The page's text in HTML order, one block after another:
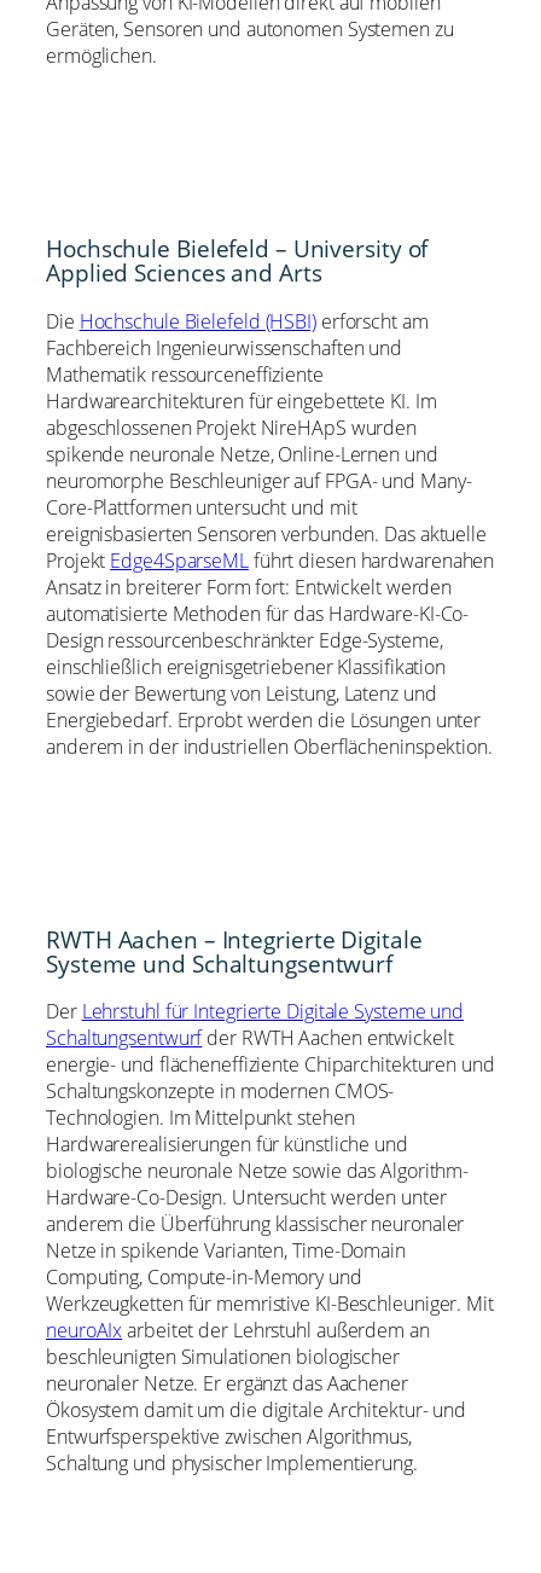
Geräten, Sensoren und autonomen Systemen zu
ermöglichen.
Hochschule Bielefeld – University of
Applied Sciences and Arts
Die Hochschule Bielefeld (HSBI)erforscht am
Fachbereich Ingenieurwissenschaften und
Mathematik ressourceneffiziente
Hardwarearchitekturen für eingebettete KI. Im
abgeschlossenen Projekt NireHApS wurden
spikende neuronale Netze, Online-Lernen und
neuromorphe Beschleuniger auf FPGA- und Many-
Core-Plattformen untersucht und mit
ereignisbasierten Sensoren verbunden. Das aktuelle
Projekt Edge4SparseMLführt diesen hardwarenahen
Ansatz in breiterer Form fort: Entwickelt werden
automatisierte Methoden für das Hardware-KI-Co-
Design ressourcenbeschränkter Edge-Systeme,
einschließlich ereignisgetriebener Klassifikation
sowie der Bewertung von Leistung, Latenz und
Energiebedarf. Erprobt werden die Lösungen unter
anderem in der industriellen Oberflächeninspektion.
RWTH Aachen – Integrierte Digitale
Systeme und Schaltungsentwurf
Der Lehrstuhl für Integrierte Digitale Systeme und
Schaltungsentwurfder RWTH Aachen entwickelt
energie- und flächeneffiziente Chiparchitekturen und
Schaltungskonzepte in modernen CMOS-
Technologien. Im Mittelpunkt stehen
Hardwarerealisierungen für künstliche und
biologische neuronale Netze sowie das Algorithm-
Hardware-Co-Design. Untersucht werden unter
anderem die Überführung klassischer neuronaler
Netze in spikende Varianten, Time-Domain
Computing, Compute-in-Memory und
Werkzeugketten für memristive KI-Beschleuniger. Mit
neuroAIxarbeitet der Lehrstuhl außerdem an
beschleunigten Simulationen biologischer
neuronaler Netze. Er ergänzt das Aachener
Ökosystem damit um die digitale Architektur- und
Entwurfsperspektive zwischen Algorithmus,
Schaltung und physischer Implementierung.